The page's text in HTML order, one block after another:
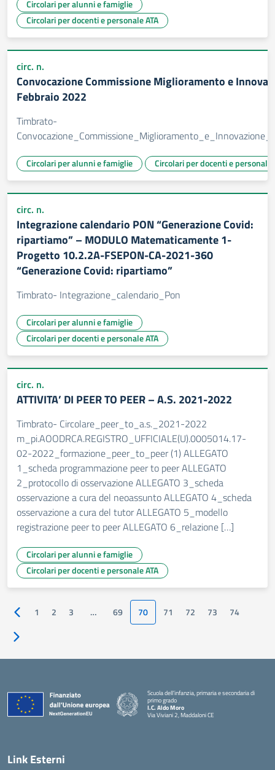
Circolari per alunni e famiglie
Circolari per docenti e personale ATA
circ. n.
Convocazione Commissione Miglioramento e
Febbraio 2022
Timbrato-
Circolari per alunni e famiglie Circolari per docenti e personale
circ. n.
Integrazione calendario PON “Generazione Covid:
ripartiamo” – MODULO Matematicamente 1-
Progetto 10.2.2A-FSEPON-CA-2021-360
“Generazione Covid: ripartiamo”
Timbrato- Integrazione_calendario_Pon
Circolari per alunni e famiglie
Circolari per docenti e personale ATA
circ. n.
ATTIVITA’ DI PEER TO PEER – A.S. 2021-2022
Timbrato- Circolare_peer_to_a.s._2021-2022
m_pi.AOODRCA.REGISTRO_UFFICIALE(U).0005014.17-
02-2022_formazione_peer_to_peer (1) ALLEGATO
1_scheda programmazione peer to peer ALLEGATO
2_protocollo di osservazione ALLEGATO 3_scheda
osservazione a cura del neoassunto ALLEGATO 4_scheda
osservazione a cura del tutor ALLEGATO 5_modello
registrazione peer to peer ALLEGATO 6_relazione […]
Circolari per alunni e famiglie
Circolari per docenti e personale ATA
Pagina precedente
1 2 3 … 69 70 71 72 73 74
Pagina successiva
Scuola dell’infanzia, primaria e secondaria di
primo grado
I.C. Aldo Moro
Via Viviani 2, Maddaloni CE
Link Esterni